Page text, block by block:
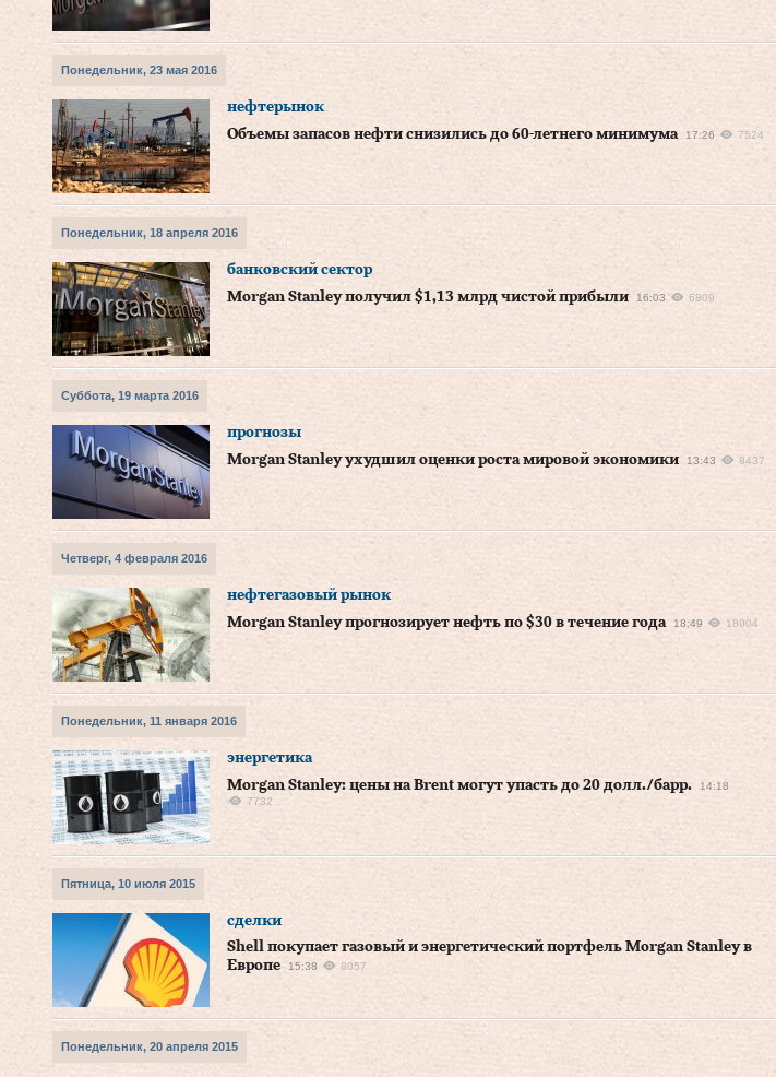
Понедельник, 23 мая 2016
нефтерынок
Объемы запасов нефти снизились до 60-летнего минимума
17:26 7524
Понедельник, 18 апреля 2016
банковский сектор
Morgan Stanley получил $1,13 млрд чистой прибыли
16:03 6809
Суббота, 19 марта 2016
прогнозы
Morgan Stanley ухудшил оценки роста мировой экономики
13:43 8437
Четверг, 4 февраля 2016
нефтегазовый рынок
Morgan Stanley прогнозирует нефть по $30 в течение года
18:49 18004
Понедельник, 11 января 2016
энергетика
Morgan Stanley: цены на Brent могут упасть до 20 долл./барр.
14:18
7732
Пятница, 10 июля 2015
сделки
Shell покупает газовый и энергетический портфель Morgan Stanley в
Европе
15:38 8057
Понедельник, 20 апреля 2015